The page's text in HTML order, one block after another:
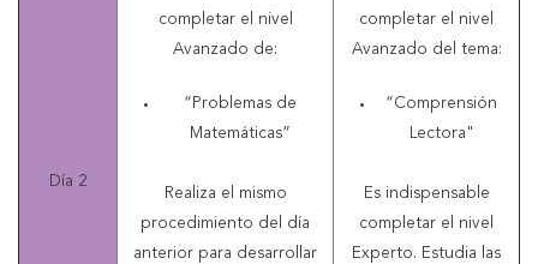
Día 2
completar el nivel
Avanzado de:
“Problemas de
Matemáticas”
Realiza el mismo
procedimiento del día
anterior para desarrollar
completar el nivel
Avanzado del tema:
“Comprensión
Lectora"
Es indispensable
completar el nivel
Experto. Estudia las